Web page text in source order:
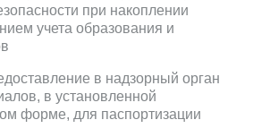
при накоплении
учета образования и
в надзорный орган
в установленной
форме, для паспортизации